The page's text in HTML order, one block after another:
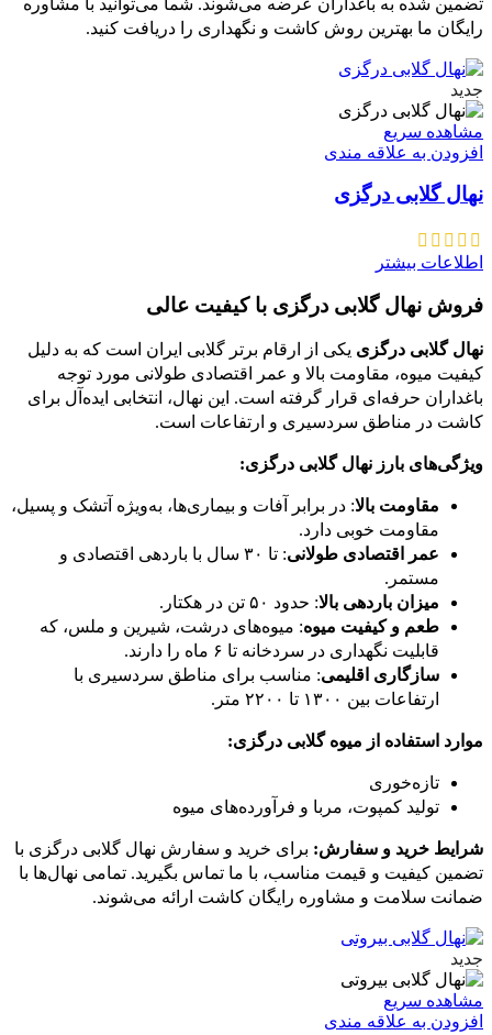
رایگان ما بهترین روش کاشت و نگهداری را دریافت کنید.
جدید
مشاهده سریع
افزودن به علاقه مندی
نهال گلابی درگزی
اطلاعات بیشتر
فروش نهال گلابی درگزی با کیفیت عالی
نهال گلابی درگزی یکی از ارقام برتر گلابی ایران است که به دلیل
کیفیت میوه، مقاومت بالا و عمر اقتصادی طولانی مورد توجه
باغداران حرفه‌ای قرار گرفته است. این نهال، انتخابی ایده‌آل برای
کاشت در مناطق سردسیری و ارتفاعات است.
ویژگی‌های بارز نهال گلابی درگزی:
مقاومت بالا: در برابر آفات و بیماری‌ها، به‌ویژه آتشک و پسیل،
مقاومت خوبی دارد.
عمر اقتصادی طولانی
: تا ۳۰ سال با باردهی اقتصادی و
مستمر.
میزان باردهی بالا: حدود ۵۰ تن در هکتار.
طعم و کیفیت میوه: میوه‌های درشت، شیرین و ملس، که
قابلیت نگهداری در سردخانه تا ۶ ماه را دارند.
سازگاری اقلیمی: مناسب برای مناطق سردسیری با
ارتفاعات بین ۱۳۰۰ تا ۲۲۰۰ متر.
موارد استفاده از میوه گلابی درگزی:
تازه‌خوری
تولید کمپوت، مربا و فرآورده‌های میوه
شرایط خرید و سفارش: برای خرید و سفارش نهال گلابی درگزی با
تضمین کیفیت و قیمت مناسب، با ما تماس بگیرید. تمامی نهال‌ها با
ضمانت سلامت و مشاوره رایگان کاشت ارائه می‌شوند.
جدید
مشاهده سریع
افزودن به علاقه مندی